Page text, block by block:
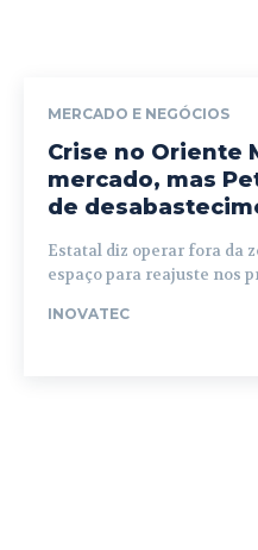
MERCADO E NEGÓCIOS
Crise no Oriente
mercado, mas
de
Estatal diz operar fora da
espaço para reajuste nos
INOVATEC